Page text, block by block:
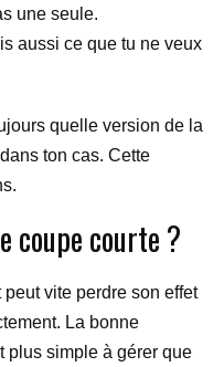
une seule.
aussi ce que tu ne veux
quelle version de la
ton cas. Cette
coupe courte ?
vite perdre son effet
La bonne
plus simple à gérer que